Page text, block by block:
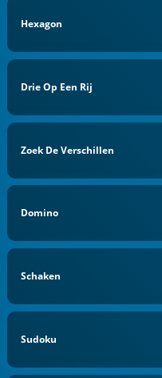
Hexagon
Drie Op Een Rij
Zoek De Verschillen
Domino
Schaken
Sudoku